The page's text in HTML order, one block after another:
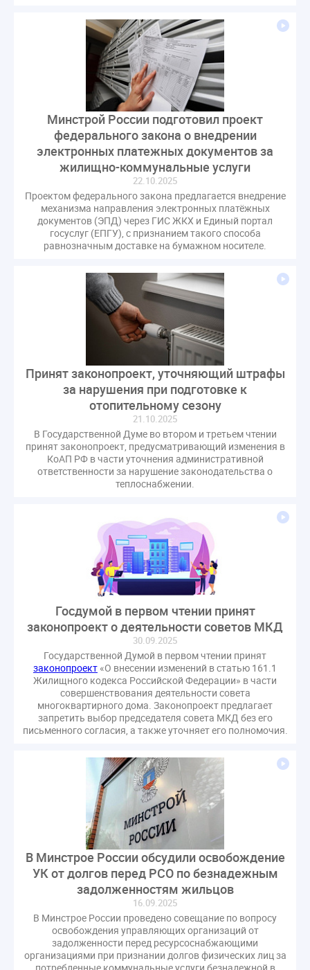
Регулирование Персональные данные ЕГРН
СРО регулирование ГЖИ лицензирование надзор
Сотрудничество
вебинар
выставка ЖКХ
законопроект
запрет на уступку
запрос
инициатива
информационная система ЖКХ
контроль
круглый стол
мораторий
обсуждение
оплата услуг
отчетность УК
реформирование ЖКХ
1 сентября
2035 ВЦИОМ
Владимир Путин
ГИС ЖКС
ГПК РФ ГУО
Геллер
Государственная дума
Дезинфекция
Дума
Законопроект Пахомов Кошелев
Законопроект теплоснабжение ответственность
Заседание
ИПУ
Качество
Кейс
Конституционный Суд
Кошелев Пахомов
Лицензии М.Геллер
МЧС
Награды Новая УК
ПМЭФ-2024
Перепланировка ОДИ
Пломба
Поручение Президента
Правительства РФ
Правительство диагностика
Праздники
РКЦ
Разъяснения
Соглашение о сотрудничестве
Статья
Стратегия развития ЖКХ 2030
Судебная практика ЖКХ
Требования
арендатор
вентиляционные каналы
внеплановые проверки
вода
выбор УК
гарантийная управляющая компания
гарантирующие управляющие организации
госпошлина
демоэкзамен
депутаты
дисквалификация
документ
единство измерений
жалобы
жилищный надзор
изменения в Положение
индексация
индикаторы риска
кадры
категория риска
кворум ОСС
коммунальные ресурсы
коррупция
микрогенерация
надзор
неосновательное обогащение
непредвиденные расходы
нормотворчество
общедомовой прибор учета
общее собрание
общественный совет
объект культурного наследия
оплата отопления
особенности взимания пени
Минстрой России подготовил проект
федерального закона о внедрении
электронных платежных документов за
жилищно-коммунальные услуги
22.10.2025
Проектом федерального закона предлагается внедрение
механизма направления электронных платёжных
документов (ЭПД) через ГИС ЖКХ и Единый портал
госуслуг (ЕПГУ), с признанием такого способа
равнозначным доставке на бумажном носителе.
Принят законопроект, уточняющий штрафы
за нарушения при подготовке к
отопительному сезону
21.10.2025
В Государственной Думе во втором и третьем чтении
принят законопроект, предусматривающий изменения в
КоАП РФ в части уточнения административной
ответственности за нарушение законодательства о
теплоснабжении.
Госдумой в первом чтении принят
законопроект о деятельности советов МКД
30.09.2025
Государственной Думой в первом чтении принят
законопроект «О внесении изменений в статью 161.1
Жилищного кодекса Российской Федерации» в части
совершенствования деятельности совета
многоквартирного дома. Законопроект предлагает
запретить выбор председателя совета МКД без его
письменного согласия, а также уточняет его полномочия.
В Минстрое России обсудили освобождение
УК от долгов перед РСО по безнадежным
задолженностям жильцов
16.09.2025
В Минстрое России проведено совещание по вопросу
освобождения управляющих организаций от
задолженности перед ресурсоснабжающими
организациями при признании долгов физических лиц за